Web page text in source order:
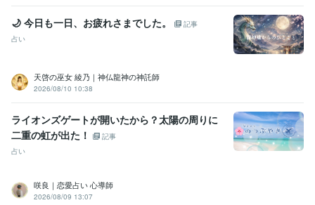
🌙 今日も一日、お疲れさまでした。
記事
占い
天啓の巫女 綾乃｜神仏龍神の神託師
2026/08/10 10:38
ライオンズゲートが開いたから？太陽の周りに
二重の虹が出た！
記事
占い
咲良｜恋愛占い 心導師
2026/08/09 13:07